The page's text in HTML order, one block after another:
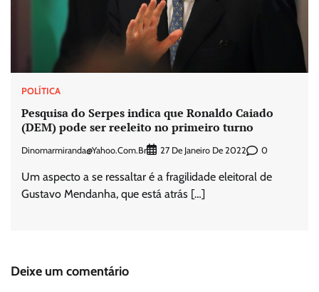
POLÍTICA
Pesquisa do Serpes indica que Ronaldo Caiado
(DEM) pode ser reeleito no primeiro turno
Dinomarmiranda@yahoo.com.br 27 De Janeiro De 2022 0
Um aspecto a se ressaltar é a fragilidade eleitoral de
Gustavo Mendanha, que está atrás […]
Deixe um comentário